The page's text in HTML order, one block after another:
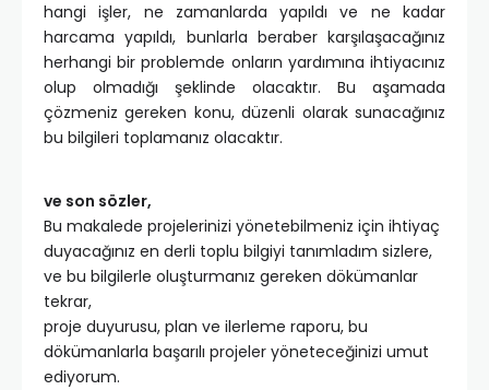
hangi işler, ne zamanlarda yapıldı ve ne kadar
harcama yapıldı, bunlarla beraber karşılaşacağınız
herhangi bir problemde onların yardımına ihtiyacınız
olup olmadığı şeklinde olacaktır. Bu aşamada
çözmeniz gereken konu, düzenli olarak sunacağınız
bu bilgileri toplamanız olacaktır.
ve son sözler,
Bu makalede projelerinizi yönetebilmeniz için ihtiyaç
duyacağınız en derli toplu bilgiyi tanımladım sizlere,
ve bu bilgilerle oluşturmanız gereken dökümanlar
tekrar,
proje duyurusu, plan ve ilerleme raporu, bu
dökümanlarla başarılı projeler yöneteceğinizi umut
ediyorum.